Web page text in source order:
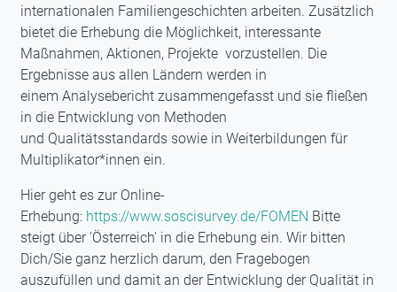
internationalen Familiengeschichten arbeiten. Zusätzlich
bietet die Erhebung die Möglichkeit, interessante
Maßnahmen, Aktionen, Projekte vorzustellen. Die
Ergebnisse aus allen Ländern werden in
einem Analysebericht zusammengefasst und sie fließen
in die Entwicklung von Methoden
und Qualitätsstandards sowie in Weiterbildungen für
Multiplikator*innen ein.
Hier geht es zur Online-
Erhebung: https://www.soscisurvey.de/FOMEN Bitte
steigt über 'Österreich' in die Erhebung ein. Wir bitten
Dich/Sie ganz herzlich darum, den Fragebogen
auszufüllen und damit an der Entwicklung der Qualität in